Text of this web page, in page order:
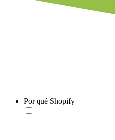
Por qué Shopify